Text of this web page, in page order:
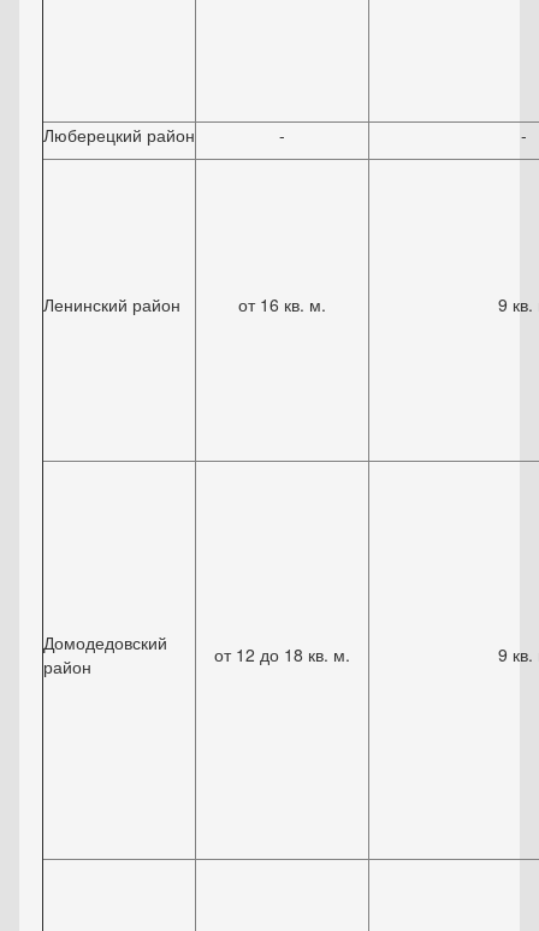
Люберецкий район - -
Ленинский район от 16 кв. м. 9
Домодедовский
район
от 12 до 18 кв. м. 9